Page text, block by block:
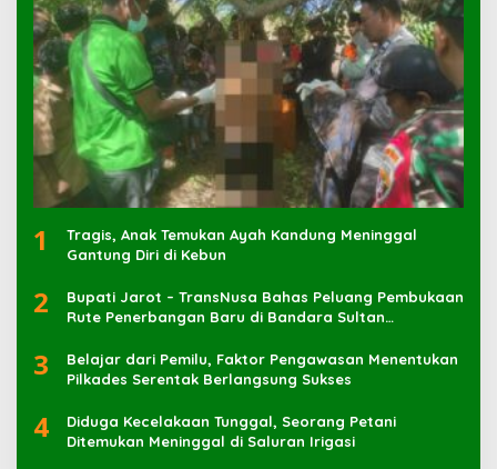
1
Tragis, Anak Temukan Ayah Kandung Meninggal
Gantung Diri di Kebun
2
Bupati Jarot – TransNusa Bahas Peluang Pembukaan
Rute Penerbangan Baru di Bandara Sultan
3
Belajar dari Pemilu, Faktor Pengawasan Menentukan
Pilkades Serentak Berlangsung Sukses
4
Diduga Kecelakaan Tunggal, Seorang Petani
Ditemukan Meninggal di Saluran Irigasi